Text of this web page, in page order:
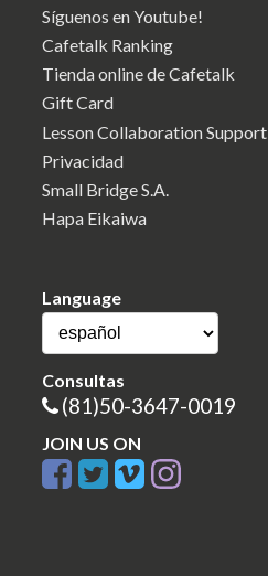
Síguenos en Youtube!
Cafetalk Ranking
Tienda online de Cafetalk
Gift Card
Lesson Collaboration Support
Privacidad
Small Bridge S.A.
Hapa Eikaiwa
Language
Consultas
(81)50-3647-0019
JOIN US ON